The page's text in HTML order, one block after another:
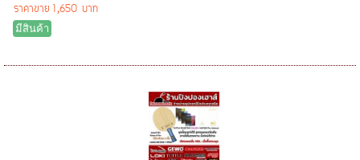
ราคาขาย 1,650 บาท
มีสินค้า